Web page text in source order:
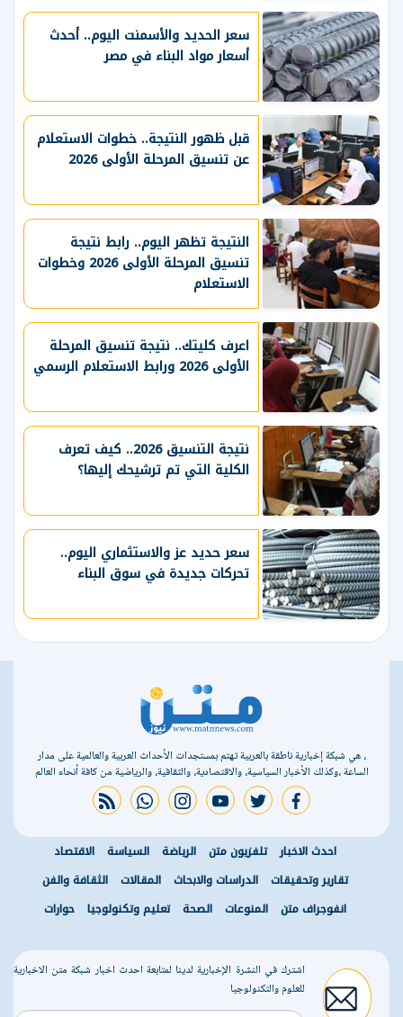
سعر الحديد والأسمنت اليوم.. أحدث
أسعار مواد البناء في مصر
قبل ظهور النتيجة.. خطوات الاستعلام
عن تنسيق المرحلة الأولى 2026
النتيجة تظهر اليوم.. رابط نتيجة
تنسيق المرحلة الأولى 2026 وخطوات
الاستعلام
اعرف كليتك.. نتيجة تنسيق المرحلة
الأولى 2026 ورابط الاستعلام الرسمي
نتيجة التنسيق 2026.. كيف تعرف
الكلية التي تم ترشيحك إليها؟
سعر حديد عز والاستثماري اليوم..
تحركات جديدة في سوق البناء
، هي شبكة إخبارية ناطقة بالعربية تهتم بمستجدات الأحداث العربية والعالمية على مدار
الساعة ،وكذلك الأخبار السياسية، والاقتصادية، والثقافية، والرياضية من كافة أنحاء العالم
facebook
twitter
youtube
instagram
whatsapp
rss feed
احدث الاخبار تلفزيون متن الرياضة السياسة
الاقتصاد
تقارير وتحقيقات
الدراسات والابحاث المقالات
الثقافة والفن
انفوجراف متن
المنوعات الصحة تعليم وتكنولوجيا حوارات
اشترك في النشرة الإخبارية لدينا لمتابعة احدث اخبار شبكة متن الاخبارية
للعلوم والتكنولوجيا